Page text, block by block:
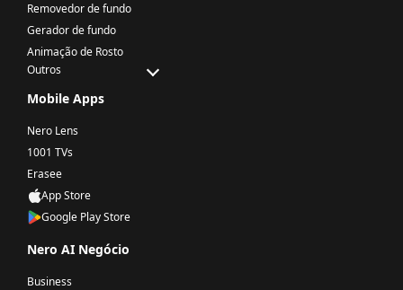
Removedor de fundo
Gerador de fundo
Animação de Rosto
Outros
Mobile Apps
Nero Lens
1001 TVs
Erasee
App Store
Google Play Store
Nero AI Negócio
Business